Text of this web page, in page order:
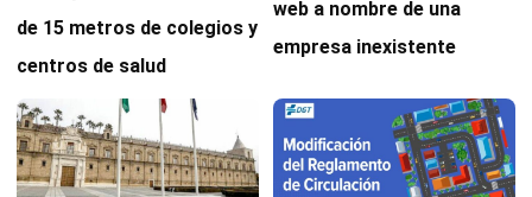
de 15 metros de colegios y
centros de salud
web a nombre de una
empresa inexistente